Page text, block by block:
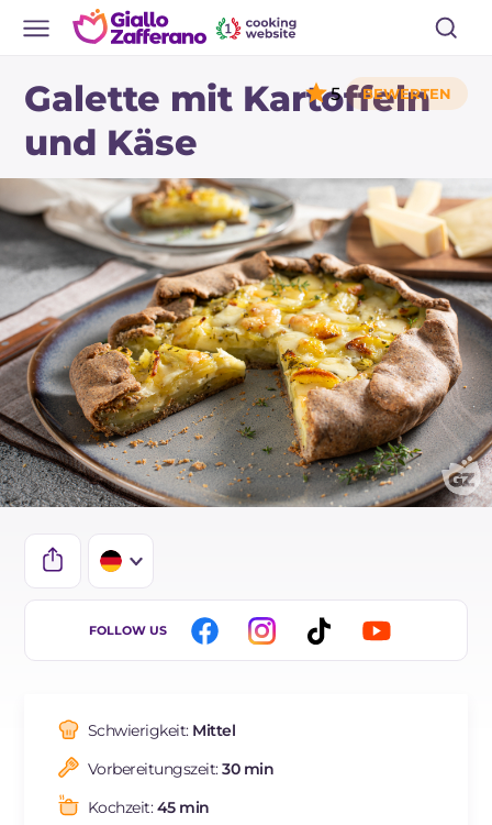
Galette mit Kartoffeln
und Käse
5
IT
ES
FR
NL
FOLLOW US
Schwierigkeit: Mittel
Vorbereitungszeit:30 min
Kochzeit:45 min